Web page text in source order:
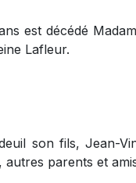
est décédé
Lafleur.
son fils, Jean-
parents et